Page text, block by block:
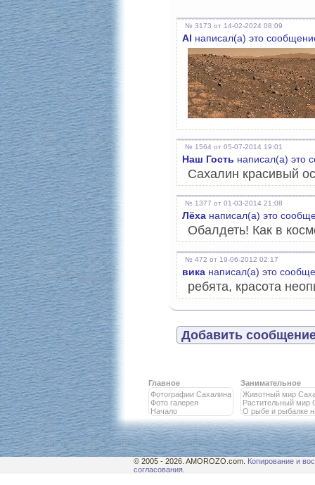
№ 3173 от 14-02-2024 08:09
Al написал(а) это
№ 1564 от 05-07-2014 19:01
Наш Гость написал(а) это
Сахалин красивый
№ 1377 от 01-03-2014 21:08
Лёха написал(а) это
Обалдеть! Как в
№ 472 от 19-06-2012 02:17
вика написал(а) это
ребята, красота
Добавить
Главное
Фотографии Сахалина
Фото галерея
Начало
Занимательное
Животный мир
Растительный мир
О рыбе и рыбалке
© 2005 - 2026. AMOROZO.com. Копирование и
согласования.